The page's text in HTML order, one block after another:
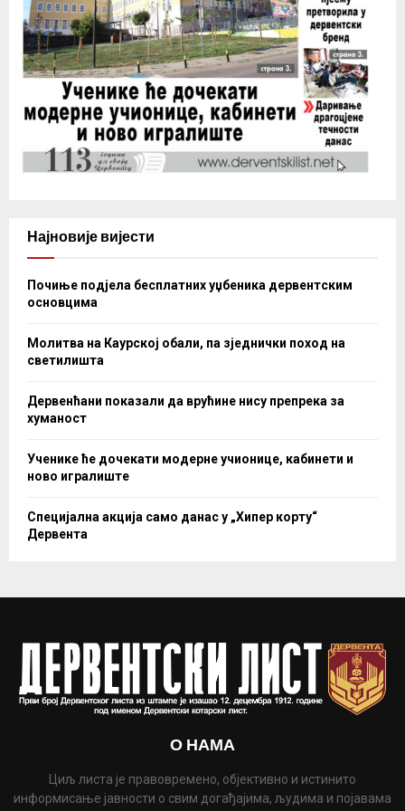
Најновије вијести
Почиње подјела бесплатних уџбеника дервентским
основцима
Молитва на Каурској обали, па зједнички поход на
светилишта
Дервенћани показали да врућине нису препрека за
хуманост
Ученике ће дочекати модерне учионице, кабинети и
ново игралиште
Специјална акција само данас у „Хипер корту“
Дервента
О НАМА
Циљ листа је правовремено, објективно и истинито
информисање јавности о свим догађајима, људима и појавама